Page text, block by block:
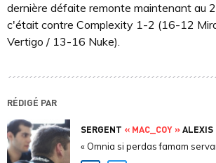
dernière défaite remonte maintenant au
c'était contre Complexity 1-2 (16-12
Vertigo / 13-16 Nuke).
RÉDIGÉ PAR
SERGENT « MAC_COY »ALEXIS
« Omnia si perdas famam